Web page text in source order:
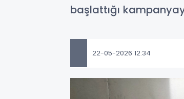
başlattığı
22-05-2026 12:34